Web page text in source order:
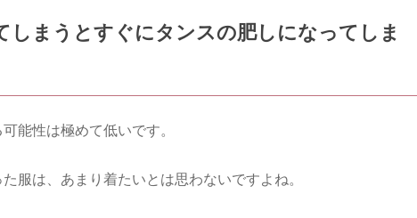
しまうとすぐにタンスの肥しになってしま
能性は極めて低いです。
服は、あまり着たいとは思わないですよね。